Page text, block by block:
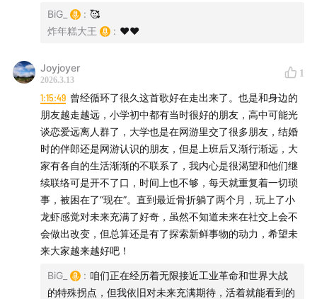
BiG_ : 🥰
炸年糕大王
: ❤️❤️
Joyjoyer
2026.3.13
1
1:15:49 曾经循环了很久这首歌好在走出来了。也是和身边的
朋友越走越远，小学初中都有当时很好的朋友，高中可能光
谈恋爱远离人群了，大学也是在网游里交了很多朋友，结婚
时的伴郎还是网游认识的朋友，但是上班后又渐行渐远，大
家有各自的生活渐渐的不联系了，我内心是很渴望和他们继
续联络可是开不了口，时间上也不够，每天就重复着一切琐
事，被困在了“现在”。直到最近骨折躺了两个月，玩上了小
龙虾感觉对未来充满了好奇，虽然不知道未来在社交上会不
会做出改变，但总算还是有了探索新鲜事物的动力，希望未
来大家越来越好吧！
BiG_ : 咱们正在经历着无限接近工业革命和世界大战
的特殊拐点，但我依旧对未来充满期待，活着就能看到的